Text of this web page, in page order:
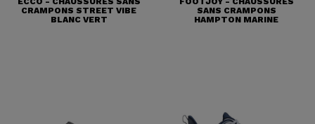
CRAMPONS STREET VIBE
BLANC VERT
SANS CRAMPONS
HAMPTON MARINE